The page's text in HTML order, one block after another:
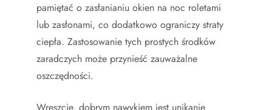
pamiętać o zasłanianiu okien na noc roletami
lub zasłonami, co dodatkowo ograniczy straty
ciepła. Zastosowanie tych prostych środków
zaradczych może przynieść zauważalne
oszczędności.